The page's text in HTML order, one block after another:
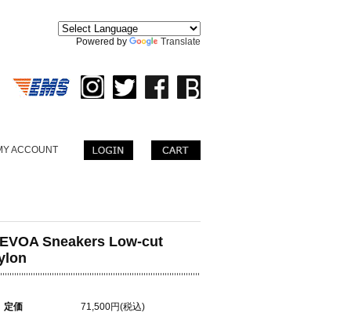
Powered by Translate
ACCOUNT
Sneakers Low-cut
定価 71,500円(税込)